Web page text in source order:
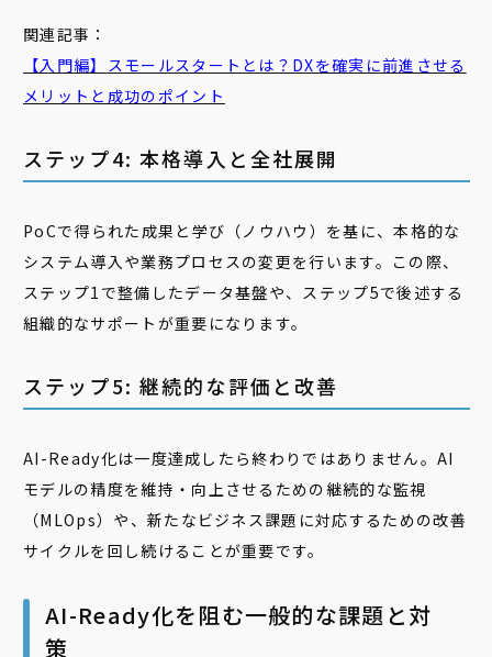
関連記事：
【入門編】 スモールスタート とは？DXを確実に前進させる
メリットと成功のポイント
ステップ4: 本格導入と全社展開
PoCで得られた成果と学び（ノウハウ）を基に、本格的な
システム導入や業務プロセスの変更を行います。この際、
ステップ1で整備したデータ基盤や、ステップ5で後述する
組織的なサポートが重要になります。
ステップ5: 継続的な評価と改善
AI-Ready化は一度達成したら終わりではありません。AI
モデルの精度を維持・向上させるための継続的な監視
（MLOps）や、新たなビジネス課題に対応するための改善
サイクルを回し続けることが重要です。
AI-Ready化を阻む一般的な課題と対
策